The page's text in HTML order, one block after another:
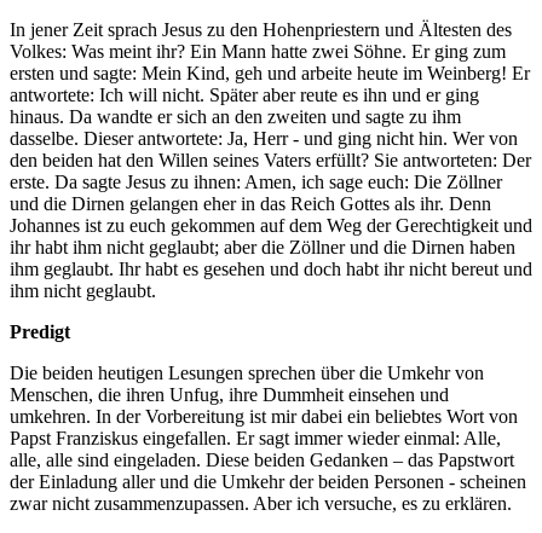
In jener Zeit sprach Jesus zu den Hohenpriestern und Ältesten des
Volkes: Was meint ihr? Ein Mann hatte zwei Söhne. Er ging zum
ersten und sagte: Mein Kind, geh und arbeite heute im Weinberg! Er
antwortete: Ich will nicht. Später aber reute es ihn und er ging
hinaus. Da wandte er sich an den zweiten und sagte zu ihm
dasselbe. Dieser antwortete: Ja, Herr - und ging nicht hin. Wer von
den beiden hat den Willen seines Vaters erfüllt? Sie antworteten: Der
erste. Da sagte Jesus zu ihnen: Amen, ich sage euch: Die Zöllner
und die Dirnen gelangen eher in das Reich Gottes als ihr. Denn
Johannes ist zu euch gekommen auf dem Weg der Gerechtigkeit und
ihr habt ihm nicht geglaubt; aber die Zöllner und die Dirnen haben
ihm geglaubt. Ihr habt es gesehen und doch habt ihr nicht bereut und
ihm nicht geglaubt.
Predigt
Die beiden heutigen Lesungen sprechen über die Umkehr von
Menschen, die ihren Unfug, ihre Dummheit einsehen und
umkehren. In der Vorbereitung ist mir dabei ein beliebtes Wort von
Papst Franziskus eingefallen. Er sagt immer wieder einmal: Alle,
alle, alle sind eingeladen. Diese beiden Gedanken – das Papstwort
der Einladung aller und die Umkehr der beiden Personen - scheinen
zwar nicht zusammenzupassen. Aber ich versuche, es zu erklären.